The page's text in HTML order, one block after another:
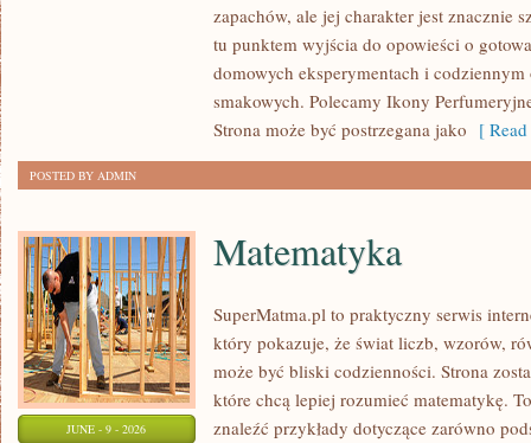
zapachów, ale jej charakter jest znacznie
tu punktem wyjścia do opowieści o
domowych eksperymentach i
smakowych. Polecamy Ikony
Strona może być postrzegana jako [
POSTED BY ADMIN
JUNE - 9 - 2026
Matematyka
SuperMatma.pl to praktyczny serwis
który pokazuje, że świat liczb, wzorów,
może być bliski codzienności. Strona
które chcą lepiej rozumieć matematykę.
znaleźć przykłady dotyczące zarówno